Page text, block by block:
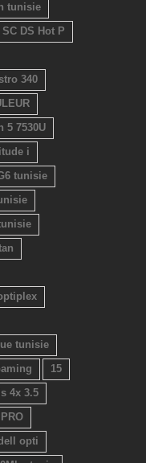
tunisie
DS Hot P
340
5 7530U
i
tunisie
tunisie
15
4x 3.5
opti